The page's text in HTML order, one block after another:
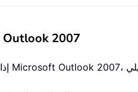
حفظ إعدادات العرض المخصصة في Outlook 2007